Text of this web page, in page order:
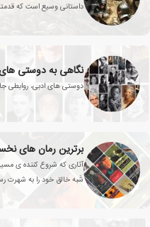
داستانی وسیع است که
نگاهی به دوستی
دوستی های ادبی، روابطی
برترین رمان های
آثاری که شروع کننده ی
شَبه خالق خود را به شهرت